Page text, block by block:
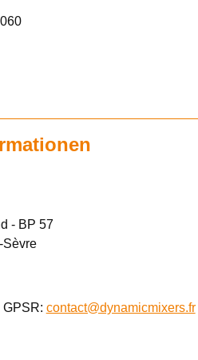
- BP 57
Sèvre
GPSR: contact@dynamicmixers.fr